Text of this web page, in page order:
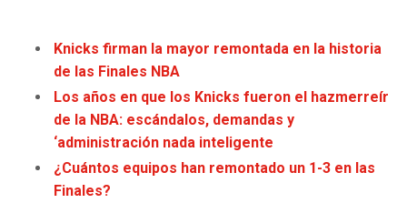
OTRAS LIGAS
STEELERS
TEXANS
COLTS
HORNETS
HEAT
MAGIC
Knicks firman la mayor remontada en la historia
de las Finales NBA
Los años en que los Knicks fueron el hazmerreír
de la NBA: escándalos, demandas y
‘administración nada inteligente
¿Cuántos equipos han remontado un 1-3 en las
Finales?